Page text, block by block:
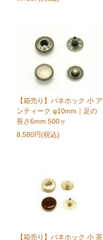
【箱売り】バネホック 小 ア
ンティーク φ10mm｜足の
長さ6mm 500ヶ
8,580円(税込)
【箱売り】バネホック 小 茶